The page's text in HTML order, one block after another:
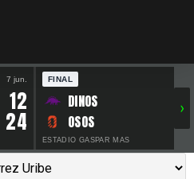
7 jun.
12
24
FINAL
DINOS
OSOS
ESTADIO GASPAR MAS
›